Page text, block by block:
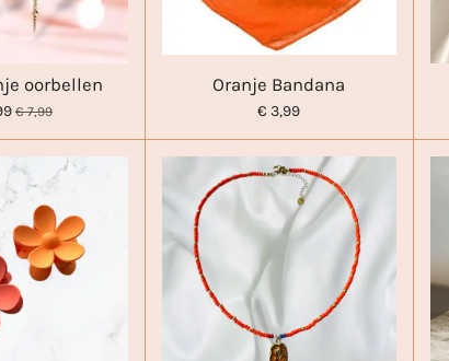
oorbellen
€ 7,99
Oranje Bandana
€ 3,99